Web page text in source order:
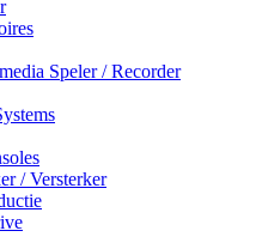
Speler / Recorder
/ Versterker